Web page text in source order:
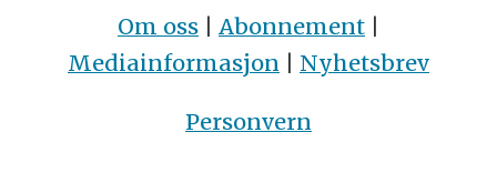
Om oss | Abonnement |
Mediainformasjon | Nyhetsbrev
Personvern